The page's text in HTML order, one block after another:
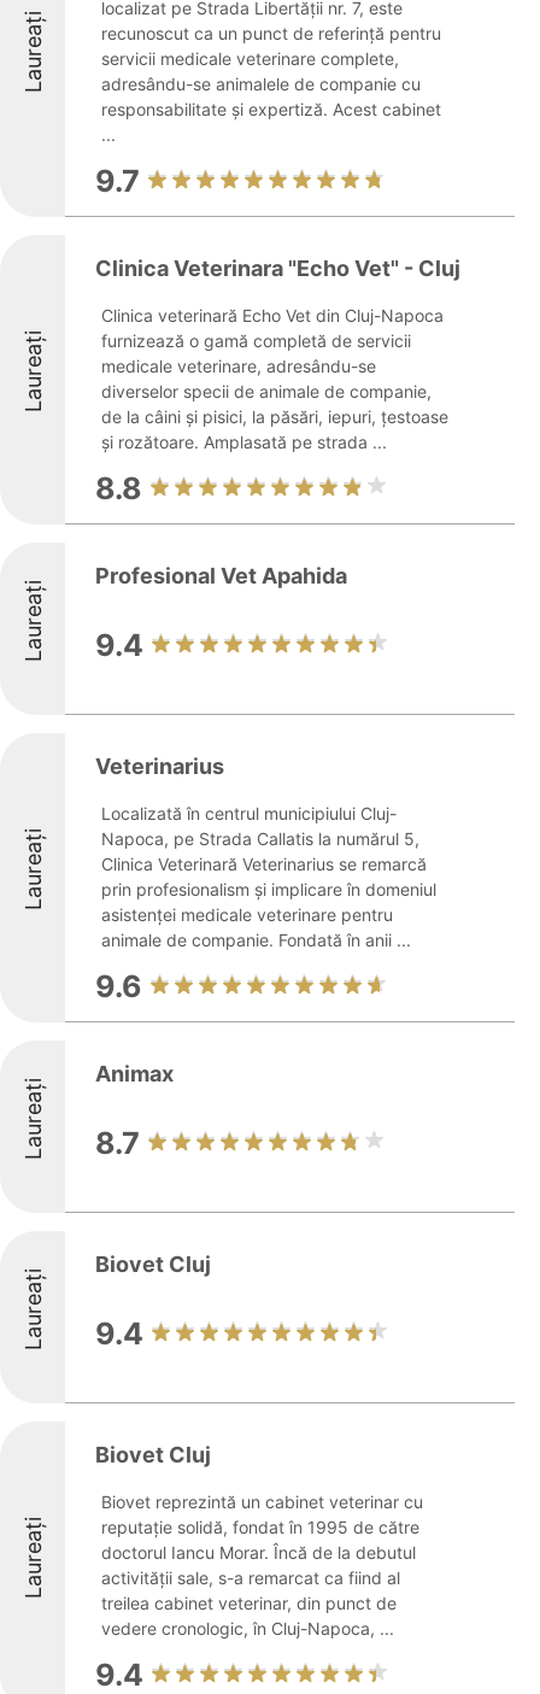
Laureați
localizat pe Strada Libertății nr. 7, este
recunoscut ca un punct de referință pentru
servicii medicale veterinare complete,
adresându-se animalele de companie cu
responsabilitate și expertiză. Acest cabinet
...
9.7
Laureați
Clinica Veterinara "Echo Vet" - Cluj
Clinica veterinară Echo Vet din Cluj-Napoca
furnizează o gamă completă de servicii
medicale veterinare, adresându-se
diverselor specii de animale de companie,
de la câini și pisici, la păsări, iepuri, țestoase
și rozătoare. Amplasată pe strada ...
8.8
Laureați
Profesional Vet Apahida
9.4
Laureați
Veterinarius
Localizată în centrul municipiului Cluj-
Napoca, pe Strada Callatis la numărul 5,
Clinica Veterinară Veterinarius se remarcă
prin profesionalism și implicare în domeniul
asistenței medicale veterinare pentru
animale de companie. Fondată în anii ...
9.6
Laureați
Animax
8.7
Laureați
Biovet Cluj
9.4
Laureați
Biovet Cluj
Biovet reprezintă un cabinet veterinar cu
reputație solidă, fondat în 1995 de către
doctorul Iancu Morar. Încă de la debutul
activității sale, s-a remarcat ca fiind al
treilea cabinet veterinar, din punct de
vedere cronologic, în Cluj-Napoca, ...
9.4